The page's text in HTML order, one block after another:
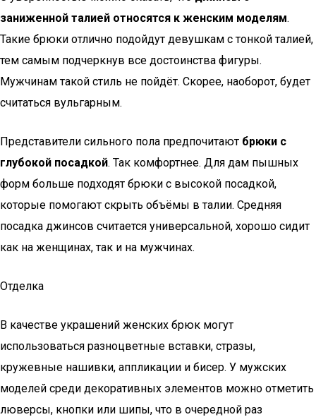
заниженной талией относятся к женским моделям.
Такие брюки отлично подойдут девушкам с тонкой талией,
тем самым подчеркнув все достоинства фигуры.
Мужчинам такой стиль не пойдёт. Скорее, наоборот, будет
считаться вульгарным.
Представители сильного пола предпочитают брюки с
глубокой посадкой. Так комфортнее. Для дам пышных
форм больше подходят брюки с высокой посадкой,
которые помогают скрыть объёмы в талии. Средняя
посадка джинсов считается универсальной, хорошо сидит
как на женщинах, так и на мужчинах.
Отделка
В качестве украшений женских брюк могут
использоваться разноцветные вставки, стразы,
кружевные нашивки, аппликации и бисер. У мужских
моделей среди декоративных элементов можно отметить
люверсы, кнопки или шипы, что в очередной раз